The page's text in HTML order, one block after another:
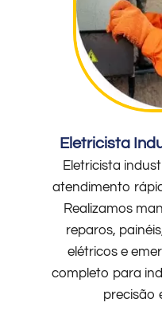
Eletricista
Eletricista
atendimento
Realizamos
reparos,
elétricos e
completo para
precisão